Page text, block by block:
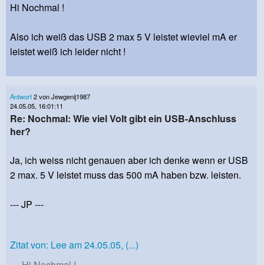
Hi Nochmal !
Also ich weiß das USB 2 max 5 V leistet wieviel mA er
leistet weiß ich leider nicht !
Antwort2 von Jewgenij1987
24.05.05, 16:01:11
Re: Nochmal: Wie viel Volt gibt ein USB-Anschluss
her?
Ja, ich weiss nicht genauen aber ich denke wenn er USB
2 max. 5 V leistet muss das 500 mA haben bzw. leisten.
--- JP ---
Zitat von: Lee am 24.05.05, (...)